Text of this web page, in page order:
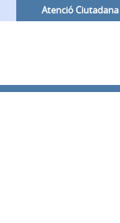
Atenció Ciutadana